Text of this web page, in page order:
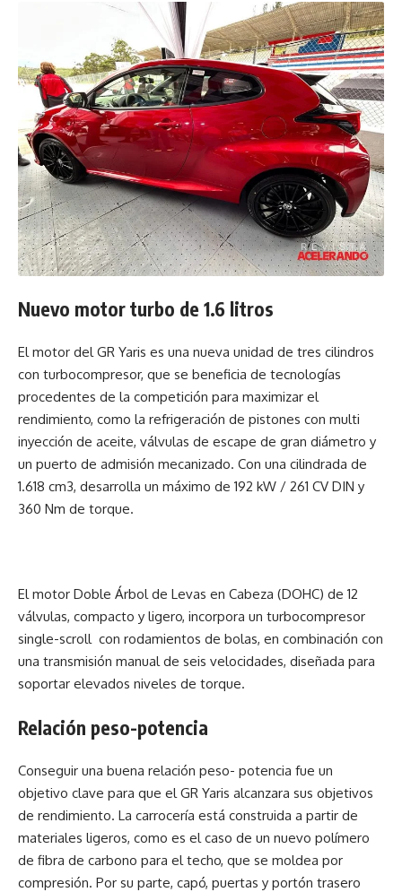
Nuevo motor turbo de 1.6 litros
El motor del GR Yaris es una nueva unidad de tres cilindros
con turbocompresor, que se beneficia de tecnologías
procedentes de la competición para maximizar el
rendimiento, como la refrigeración de pistones con multi
inyección de aceite, válvulas de escape de gran diámetro y
un puerto de admisión mecanizado. Con una cilindrada de
1.618 cm3, desarrolla un máximo de 192 kW / 261 CV DIN y
360 Nm de torque.
El motor Doble Árbol de Levas en Cabeza (DOHC) de 12
válvulas, compacto y ligero, incorpora un turbocompresor
single-scroll con rodamientos de bolas, en combinación con
una transmisión manual de seis velocidades, diseñada para
soportar elevados niveles de torque.
Relación peso-potencia
Conseguir una buena relación peso- potencia fue un
objetivo clave para que el GR Yaris alcanzara sus objetivos
de rendimiento. La carrocería está construida a partir de
materiales ligeros, como es el caso de un nuevo polímero
de fibra de carbono para el techo, que se moldea por
compresión. Por su parte, capó, puertas y portón trasero